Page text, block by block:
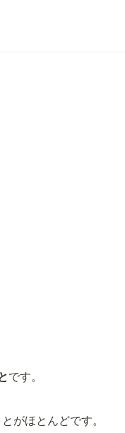
です。
がほとんどです。